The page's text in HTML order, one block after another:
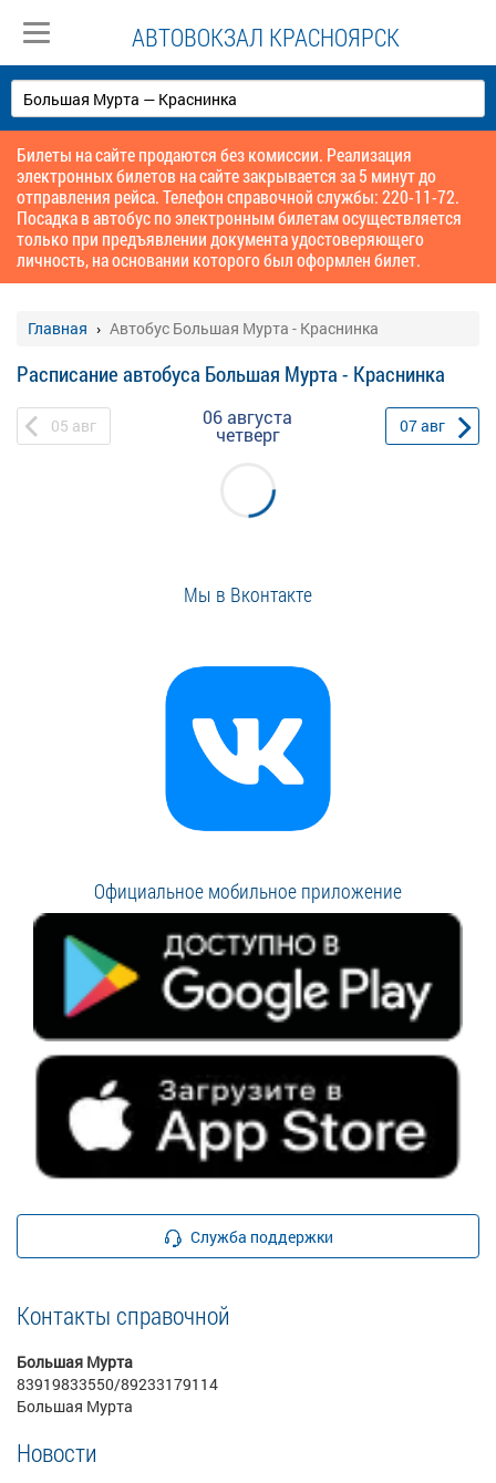
АВТОВОКЗАЛ КРАСНОЯРСК
Билеты на сайте продаются без комиссии. Реализация
электронных билетов на сайте закрывается за 5 минут до
отправления рейса. Телефон справочной службы: 220-11-72.
Посадка в автобус по электронным билетам осуществляется
только при предъявлении документа удостоверяющего
личность, на основании которого был оформлен билет.
Главная Автобус Большая Мурта - Краснинка
Расписание автобуса Большая Мурта - Краснинка
05 авг 06 августа
четверг 07авг
Мы в Вконтакте
Официальное мобильное приложение
Служба поддержки
Контакты справочной
Большая Мурта
83919833550/89233179114
Большая Мурта
Новости